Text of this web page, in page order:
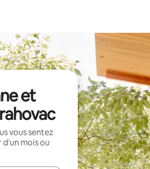
et
vous sentez
d'un mois ou